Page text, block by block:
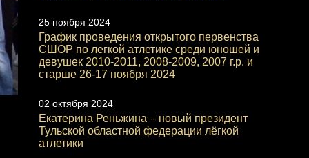
25 ноября 2024
График проведения открытого первенства
СШОР по легкой атлетике среди юношей и
девушек 2010-2011, 2008-2009, 2007 г.р. и
старше 26-17 ноября 2024
02 октября 2024
Екатерина Реньжина – новый президент
Тульской областной федерации лёгкой
атлетики